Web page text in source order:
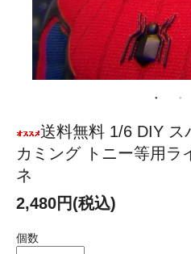
送料無料 1/6 DIY ス
カミング トニー等用ラ
ネ
2,480円(税込)
個数